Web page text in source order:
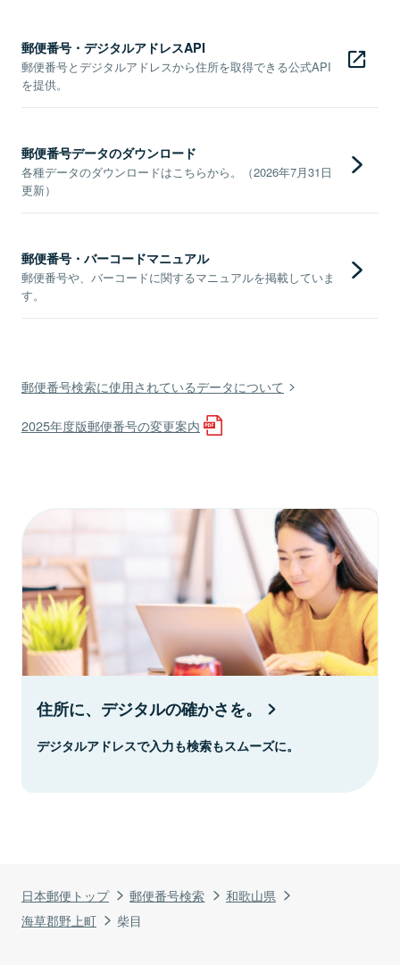
日本郵便トップ 郵便番号検索
和歌山県
海草郡野上町
柴目
郵便番号・デジタルアドレスAPI
郵便番号とデジタルアドレスから住所を取得できる公式API
を提供。
郵便番号データのダウンロード
各種データのダウンロードはこちらから。（2026年7月31日
更新）
郵便番号・バーコードマニュアル
郵便番号や、バーコードに関するマニュアルを掲載していま
す。
郵便番号検索に使用されているデータについて
2025年度版郵便番号の変更案内
住所に、デジタルの確かさを。
デジタルアドレスで入力も検索もスムーズに。